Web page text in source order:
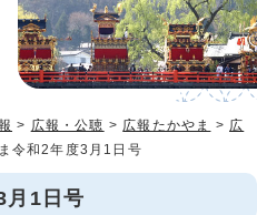
> 広報・公聴 > 広報たかやま > 広
令和2年度3月1日号
月1日号